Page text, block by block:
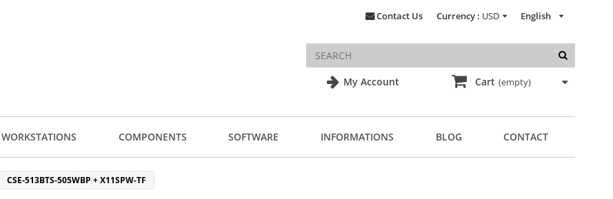
My Account
English
Currency : USD
Contact Us
Cart (empty)
WORKSTATIONS COMPONENTS SOFTWARE INFORMATIONS BLOG CONTACT
CSE-513BTS-505WBP + X11SPW-TF